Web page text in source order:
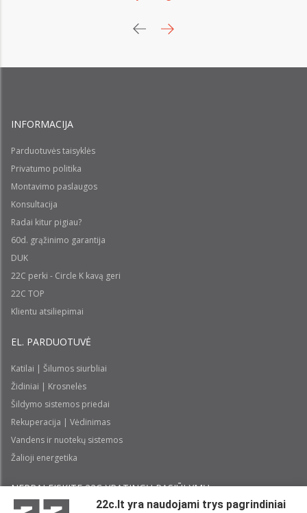
INFORMACIJA
Parduotuvės taisyklės
Privatumo politika
Montavimo paslaugos
Konsultacija
Radai kitur pigiau?
60d. grąžinimo garantija
DUK
22C perki - Circle K kavą geri
22C TOP
Klientu atsiliepimai
EL. PARDUOTUVĖ
Katilai | Šilumos siurbliai
Židiniai | Krosnelės
Šildymo sistemos priedai
Rekuperacija | Vėdinimas
Vandens ir nuotekų sistemos
Žalioji energetika
NEPRALEISKITE 22С YPATINGŲ PASIŪLYMŲ:
22c.lt yra naudojami trys pagrindiniai